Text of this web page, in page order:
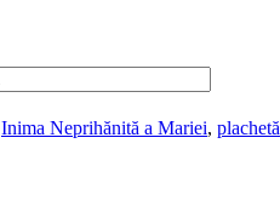
Inima Neprihănită a Mariei, plachetă